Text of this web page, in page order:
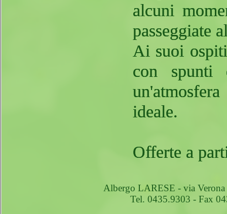
alcuni
passeggiate
Ai suoi
con spunti
ideale.
Offerte a
Albergo LARESE - via
Tel. 0435.9303 - Fax